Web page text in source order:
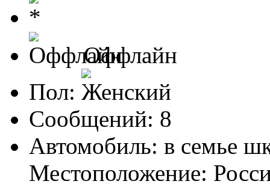
Оффлайн
Пол:
Сообщений: 8
Автомобиль: в семье
Местоположение: